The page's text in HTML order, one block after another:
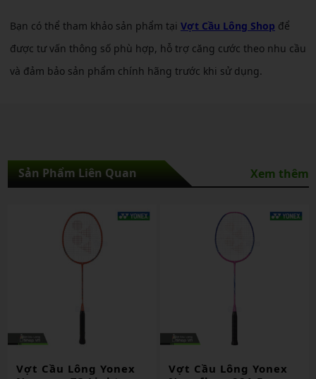
Bạn có thể tham khảo sản phẩm tại Vợt Cầu Lông Shop để
được tư vấn thông số phù hợp, hỗ trợ căng cước theo nhu cầu
và đảm bảo sản phẩm chính hãng trước khi sử dụng.
Sản Phẩm Liên Quan Xem thêm
Vợt Cầu Lông Yonex
Vợt Cầu Lông Yonex